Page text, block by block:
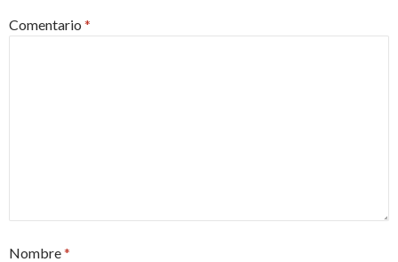
Comentario *
Nombre*